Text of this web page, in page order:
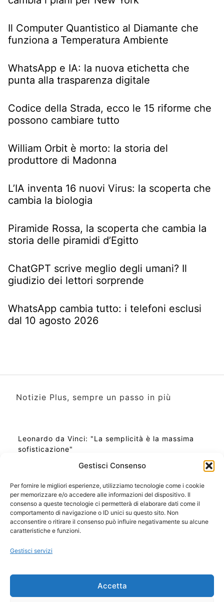
Gestisci Consenso
Per fornire le migliori esperienze, utilizziamo tecnologie come i cookie
per memorizzare e/o accedere alle informazioni del dispositivo. Il
consenso a queste tecnologie ci permetterà di elaborare dati come il
comportamento di navigazione o ID unici su questo sito. Non
acconsentire o ritirare il consenso può influire negativamente su alcune
caratteristiche e funzioni.
Gestisci servizi
Accetta
Il Computer Quantistico al Diamante che
funziona a Temperatura Ambiente
WhatsApp e IA: la nuova etichetta che
punta alla trasparenza digitale
Codice della Strada, ecco le 15 riforme che
possono cambiare tutto
William Orbit è morto: la storia del
produttore di Madonna
L’IA inventa 16 nuovi Virus: la scoperta che
cambia la biologia
Piramide Rossa, la scoperta che cambia la
storia delle piramidi d’Egitto
ChatGPT scrive meglio degli umani? Il
giudizio dei lettori sorprende
WhatsApp cambia tutto: i telefoni esclusi
dal 10 agosto 2026
Notizie Plus, sempre un passo in più
Leonardo da Vinci: "La semplicità è la massima
sofisticazione"
Ora Esatta in Italia in questo momento
Ti Senti Strano Ultimamente? Potrebbe Essere per
la Risonanza di Schumann
Come Sapere Se Stai Ascendendo alla Quinta
Copyright 2026 NotiziePlus.com